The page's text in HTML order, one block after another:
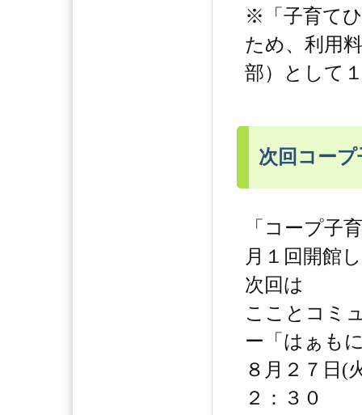
※「子育て
ため、利用
部）として
次回コー
「コープ子
月１回開館
次回は
こことコミ
ー「はぁも
８月２７日(
２：３０